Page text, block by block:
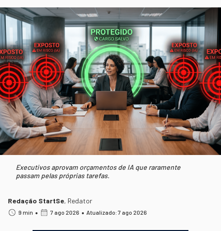
Executivos aprovam orçamentos de IA que raramente
passam pelas próprias tarefas.
Redação StartSe, Redator
9 min • 7 ago 2026 • Atualizado: 7 ago 2026